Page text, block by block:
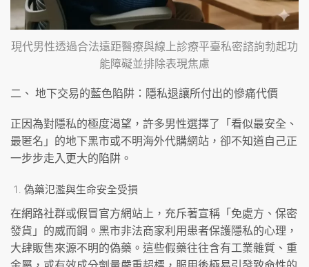
現代男性透過合法遠距醫療與線上診療平臺私密諮詢勃起功
能障礙並排除表現焦慮
二、 地下交易的藍色陷阱：隱私退讓所付出的慘痛代價
正因為對隱私的極度渴望，許多男性選擇了「看似最安全、
最匿名」的地下黑市或不明海外代購網站，卻不知道自己正
一步步走入更大的陷阱。
偽藥氾濫與生命安全受損
在網路社群或假冒官方網站上，充斥著宣稱「免處方、保密
發貨」的威而鋼。黑市非法商家利用患者保護隱私的心理，
大肆販售來源不明的偽藥。這些假藥往往含有工業雜質、重